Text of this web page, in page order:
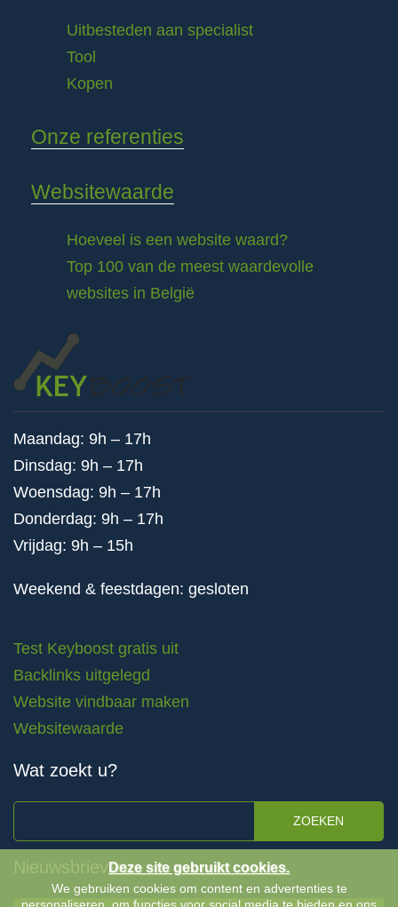
Uitbesteden aan specialist
Tool
Kopen
Onze referenties
Websitewaarde
Hoeveel is een website waard?
Top 100 van de meest waardevolle
websites in België
Maandag: 9h – 17h
Dinsdag: 9h – 17h
Woensdag: 9h – 17h
Donderdag: 9h – 17h
Vrijdag: 9h – 15h
Weekend & feestdagen: gesloten
Test Keyboost gratis uit
Backlinks uitgelegd
Website vindbaar maken
Websitewaarde
Wat zoekt u?
ZOEKEN
NieuwsbrievenDeze site gebruikt cookies.
We gebruiken cookies om content en advertenties te